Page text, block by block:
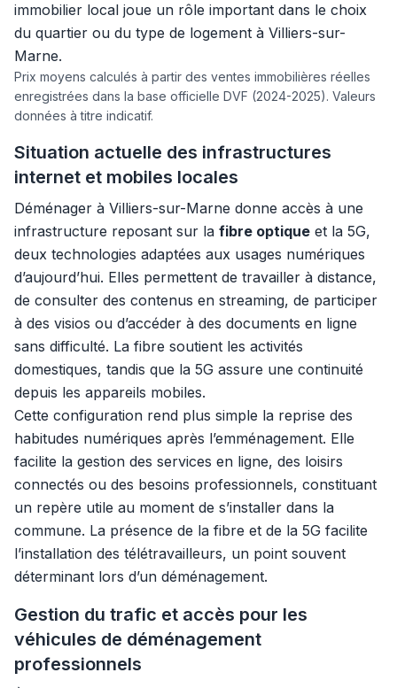
immobilier local joue un rôle important dans le choix
du quartier ou du type de logement à Villiers-sur-
Marne.
Prix moyens calculés à partir des ventes immobilières réelles
enregistrées dans la base officielle DVF (2024-2025). Valeurs
données à titre indicatif.
Situation actuelle des infrastructures
internet et mobiles locales
Déménager à Villiers-sur-Marne donne accès à une
infrastructure reposant sur la fibre optique et la 5G,
deux technologies adaptées aux usages numériques
d’aujourd’hui. Elles permettent de travailler à distance,
de consulter des contenus en streaming, de participer
à des visios ou d’accéder à des documents en ligne
sans difficulté. La fibre soutient les activités
domestiques, tandis que la 5G assure une continuité
depuis les appareils mobiles.
Cette configuration rend plus simple la reprise des
habitudes numériques après l’emménagement. Elle
facilite la gestion des services en ligne, des loisirs
connectés ou des besoins professionnels, constituant
un repère utile au moment de s’installer dans la
commune. La présence de la fibre et de la 5G facilite
l’installation des télétravailleurs, un point souvent
déterminant lors d’un déménagement.
Gestion du trafic et accès pour les
véhicules de déménagement
professionnels